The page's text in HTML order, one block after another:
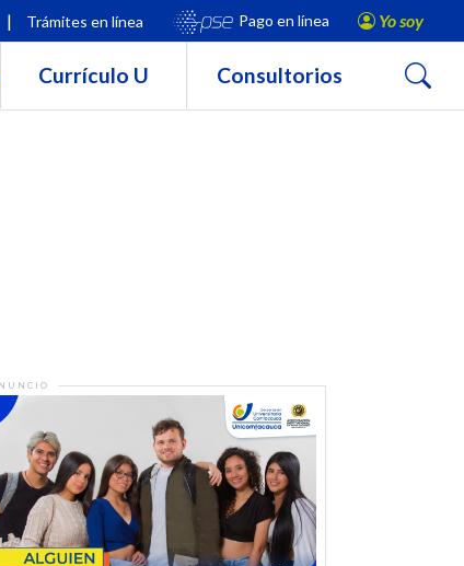
| Trámites en línea Pago en línea Yo soy
Currículo U Consultorios Buscar